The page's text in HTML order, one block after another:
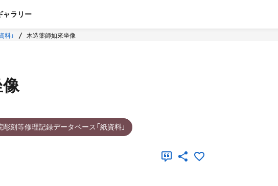
ャラリー
料」 木造薬師如來坐像
刻等修理記録データベース「紙資料」